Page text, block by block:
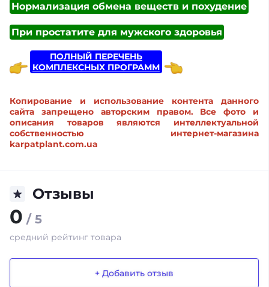
Нормализация обмена веществ и похудение
При простатите для мужского здоровья
ПОЛНЫЙ ПЕРЕЧЕНЬ
КОМПЛЕКСНЫХ ПРОГРАММ
Копирование и использование контента данного
сайта запрещено авторским правом. Все фото и
описания товаров являются интеллектуальной
собственностью интернет-магазина
karpatplant.com.ua
Отзывы
0 / 5
средний рейтинг товара
+ Добавить отзыв